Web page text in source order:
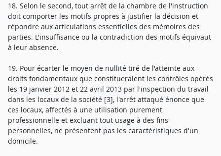
18. Selon le second, tout arrêt de la chambre de l'instruction
doit comporter les motifs propres à justifier la décision et
répondre aux articulations essentielles des mémoires des
parties. L'insuffisance ou la contradiction des motifs équivaut
à leur absence.
19. Pour écarter le moyen de nullité tiré de l'atteinte aux
droits fondamentaux que constitueraient les contrôles opérés
les 19 janvier 2012 et 22 avril 2013 par l'inspection du travail
dans les locaux de la société [3], l'arrêt attaqué énonce que
ces locaux, affectés à une utilisation purement
professionnelle et excluant tout usage à des fins
personnelles, ne présentent pas les caractéristiques d'un
domicile.